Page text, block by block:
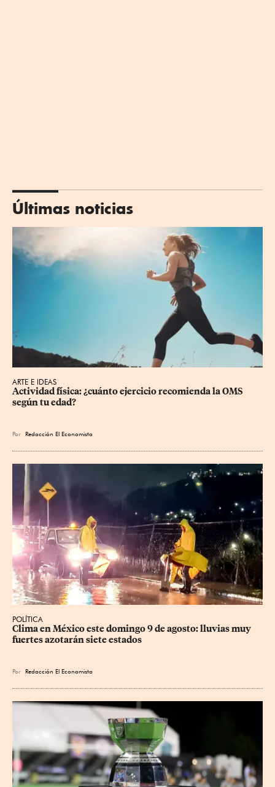
Últimas noticias
ARTE E IDEAS
Actividad física: ¿cuánto ejercicio recomienda la OMS
según tu edad?
Por Redacción El Economista
POLÍTICA
Clima en México este domingo 9 de agosto: lluvias muy
fuertes azotarán siete estados
Por Redacción El Economista